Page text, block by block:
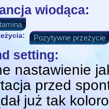
wiodąca:
Pozytywne przeżycie
setting:
nastawienie
przed
już tak